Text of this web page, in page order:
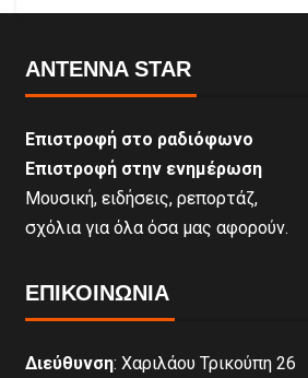
ANTENNA STAR
Επιστροφή στο ραδιόφωνο
Επιστροφή στην ενημέρωση
Μουσική, ειδήσεις, ρεπορτάζ,
σχόλια για όλα όσα μας αφορούν.
ΕΠΙΚΟΙΝΩΝΊΑ
Διεύθυνση: Χαριλάου Τρικούπη 26